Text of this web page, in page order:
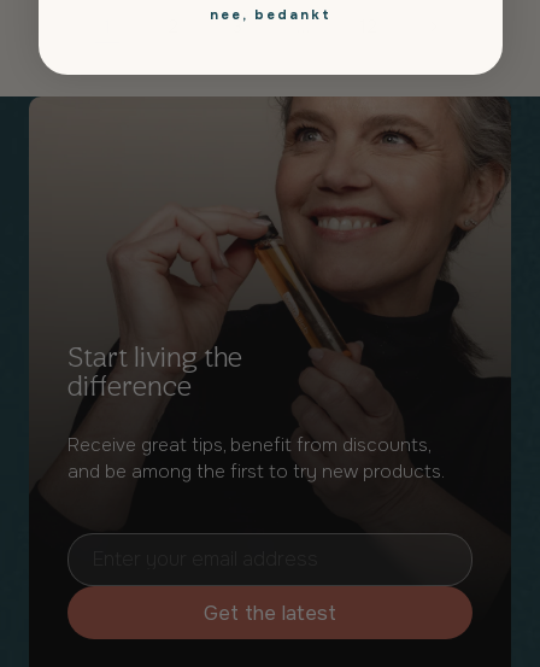
…
Start living the
difference
Receive great tips, benefit from discounts,
and be among the first to try new products.
Get the latest
nee, bedankt